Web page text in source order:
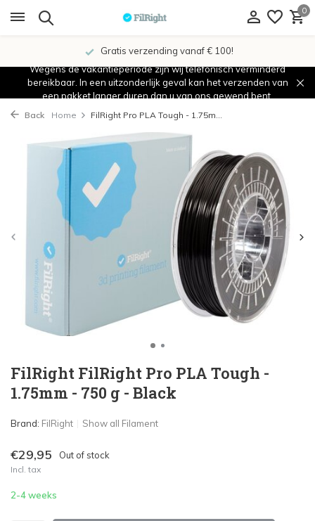
0
Gratis verzending vanaf € 100!
Wegens de vakantieperiode zijn wij telefonisch verminderd
bereikbaar. In een uitzonderlijk geval kan het verzenden van
een pakket langer duren dan u van ons gewend bent.
Back Home FilRight Pro PLA Tough - 1.75m...
FilRight FilRight Pro PLA Tough -
1.75mm - 750 g - Black
Brand: FilRight Show all Filament
€29,95 Out of stock
Incl. tax
2-4 weeks